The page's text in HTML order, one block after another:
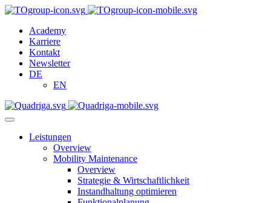
Academy
Karriere
Kontakt
Newsletter
DE
EN
Leistungen
Overview
Mobility Maintenance
Overview
Strategie & Wirtschaftlichkeit
Instandhaltung optimieren